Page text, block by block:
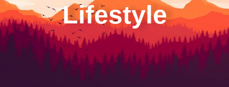
Lifestyle